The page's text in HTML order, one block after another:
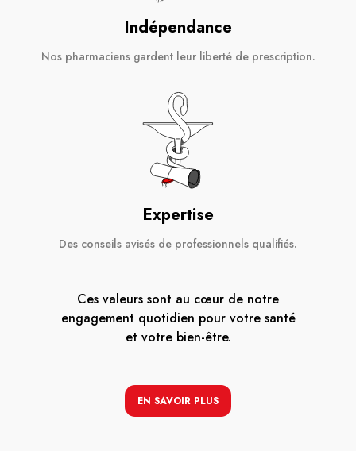
Indépendance
Nos pharmaciens gardent leur liberté de prescription.
Expertise
Des conseils avisés de professionnels qualifiés.
Ces valeurs sont au cœur de notre
engagement quotidien pour votre santé
et votre bien-être.
EN SAVOIR PLUS